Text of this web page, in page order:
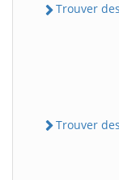
Trouver
Trouver